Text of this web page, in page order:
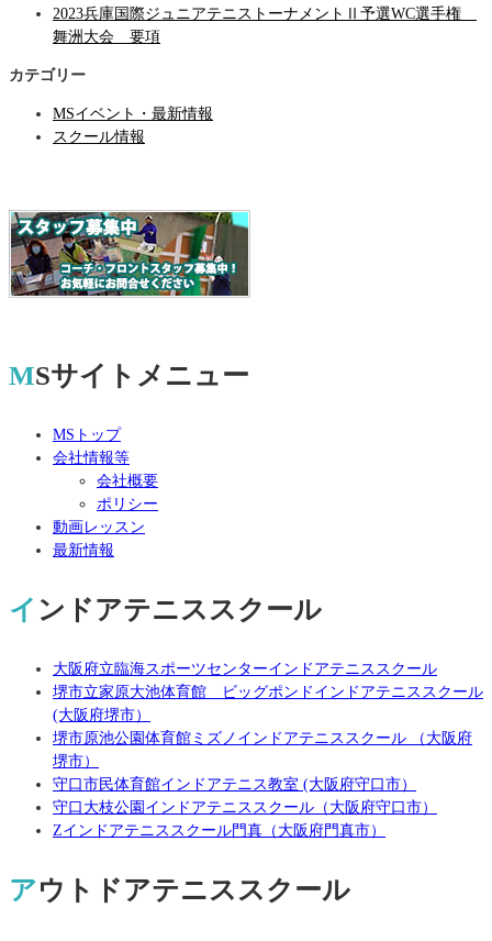
2023兵庫国際ジュニアテニストーナメントⅡ予選WC選手権
舞洲大会 要項
カテゴリー
MSイベント・最新情報
スクール情報
MSサイトメニュー
MSトップ
会社情報等
会社概要
ポリシー
動画レッスン
最新情報
インドアテニススクール
大阪府立臨海スポーツセンターインドアテニススクール
堺市立家原大池体育館 ビッグポンドインドアテニススクール
(大阪府堺市）
堺市原池公園体育館ミズノインドアテニススクール （大阪府
堺市）
守口市民体育館インドアテニス教室 (大阪府守口市）
守口大枝公園インドアテニススクール（大阪府守口市）
Zインドアテニススクール門真（大阪府門真市）
アウトドアテニススクール